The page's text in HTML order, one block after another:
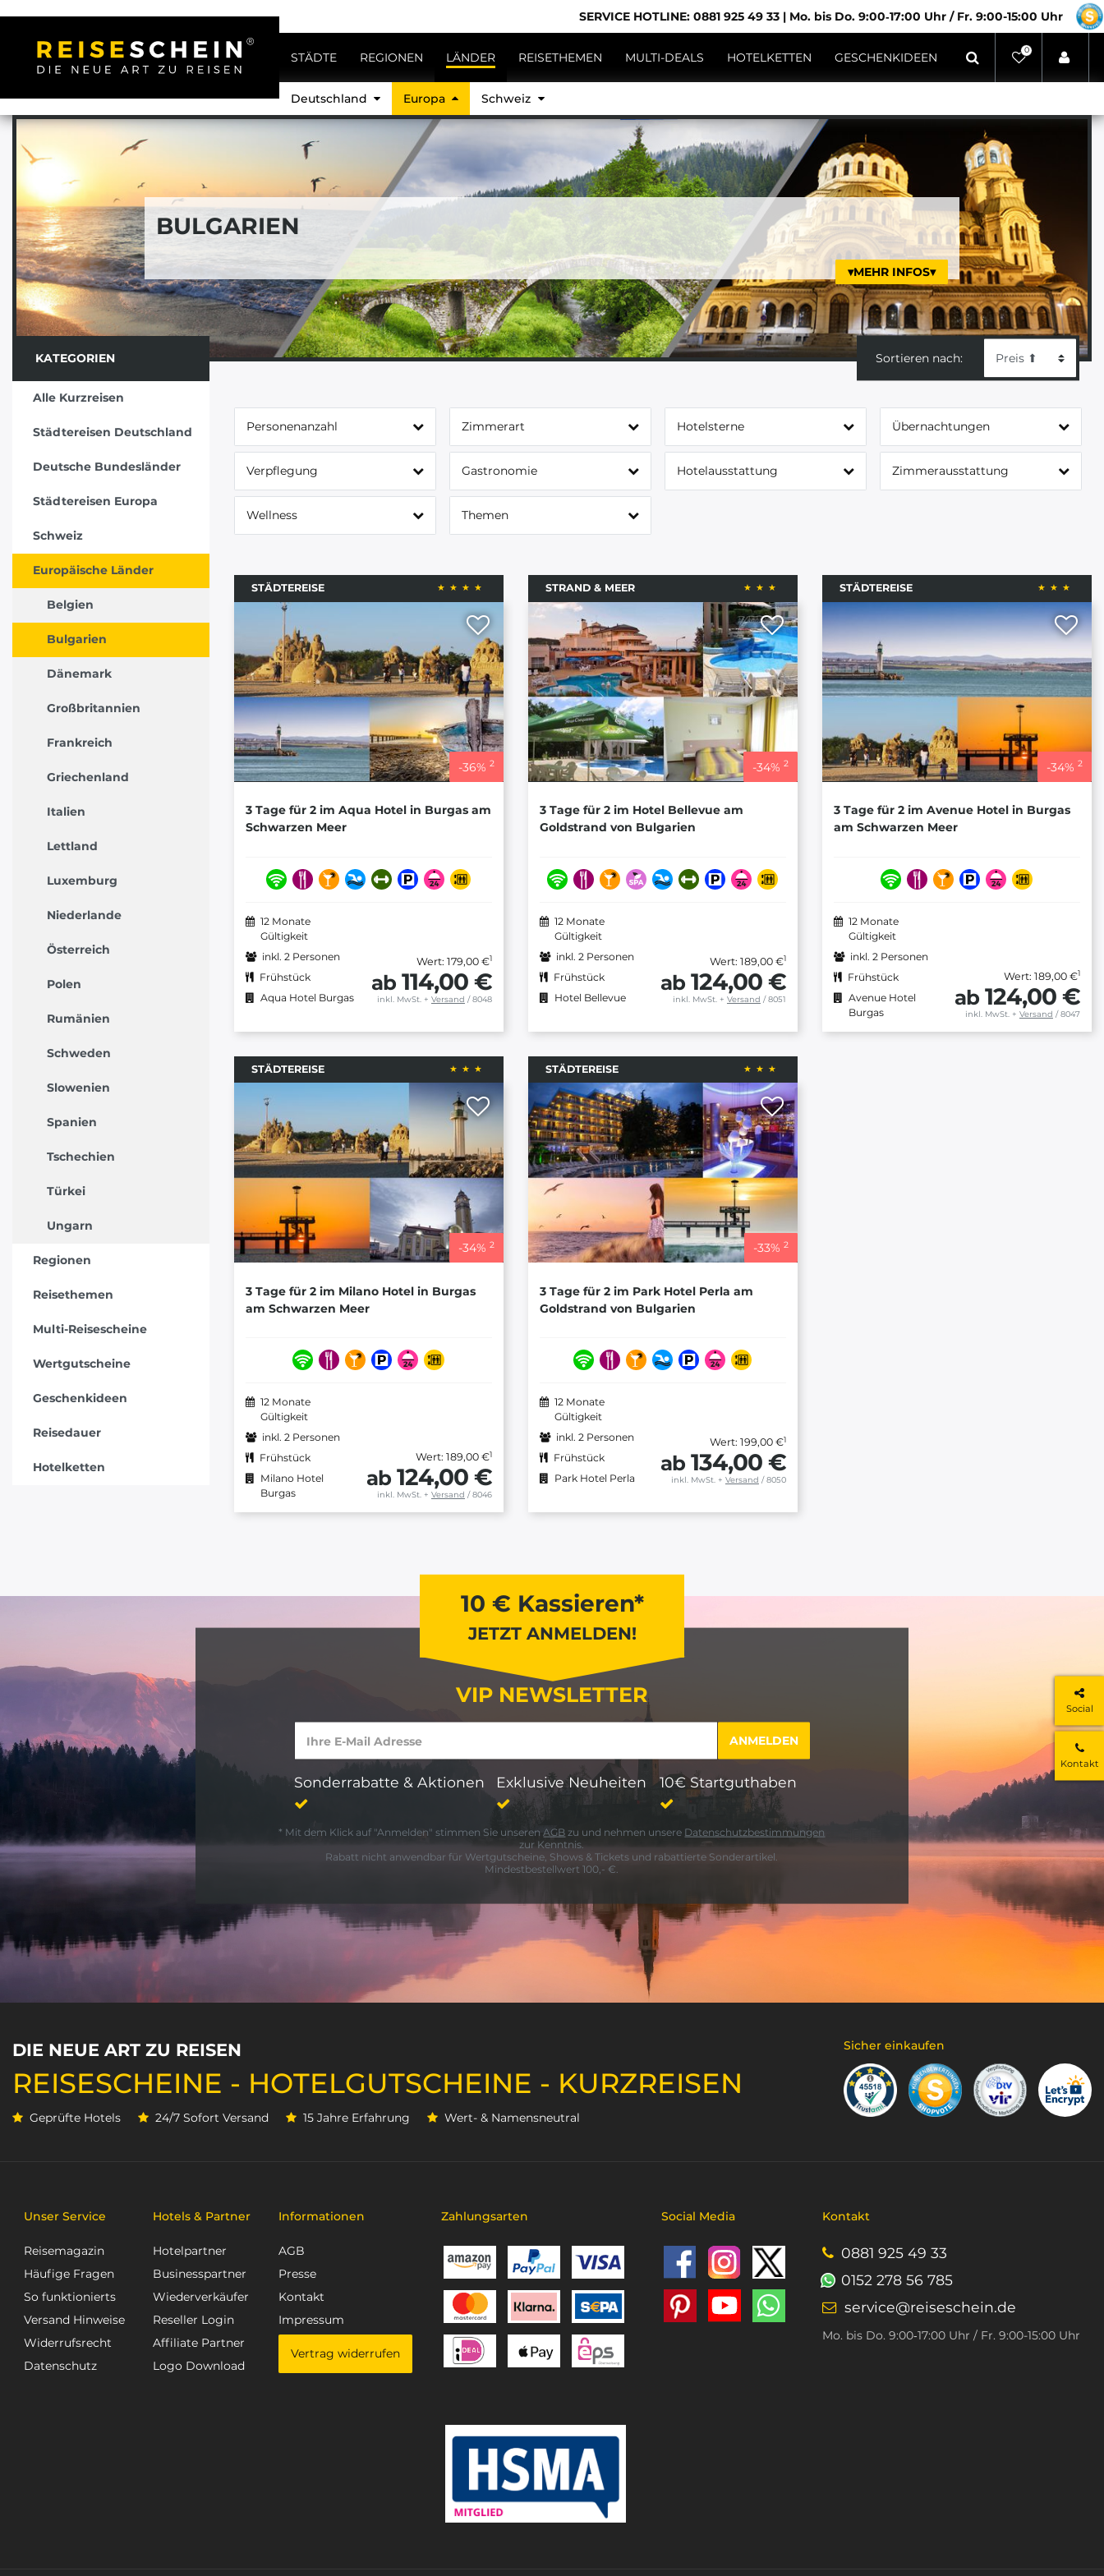
Social
Kontakt
SERVICE HOTLINE: 0881 925 49 33 | Mo. bis Do. 9:00‑17:00 Uhr / Fr. 9:00-15:00 Uhr
STÄDTE REGIONEN LÄNDER REISETHEMEN MULTI-DEALS HOTELKETTEN GESCHENKIDEEN 0
Deutschland Europa Schweiz
BULGARIEN
▾MEHR INFOS▾
Sortieren nach:
KATEGORIEN
Alle Kurzreisen
Städtereisen Deutschland
Deutsche Bundesländer
Städtereisen Europa
Schweiz
Europäische Länder
Belgien
Bulgarien
Dänemark
Großbritannien
Frankreich
Griechenland
Italien
Lettland
Luxemburg
Niederlande
Österreich
Polen
Rumänien
Schweden
Slowenien
Spanien
Tschechien
Türkei
Ungarn
Regionen
Reisethemen
Multi-Reisescheine
Wertgutscheine
Geschenkideen
Reisedauer
Hotelketten
Personenanzahl Zimmerart Hotelsterne Übernachtungen
Verpflegung Gastronomie Hotelausstattung Zimmerausstattung
Wellness Themen
STÄDTEREISE
-36% 2
3 Tage für 2 im Aqua Hotel in Burgas am
Schwarzen Meer
12 Monate
Gültigkeit
inkl. 2 Personen
Frühstück
Aqua Hotel Burgas
Wert: 179,00 €1
ab 114,00 €
inkl. MwSt. + Versand / 8048
STRAND & MEER
-34% 2
3 Tage für 2 im Hotel Bellevue am
Goldstrand von Bulgarien
12 Monate
Gültigkeit
inkl. 2 Personen
Frühstück
Hotel Bellevue
Wert: 189,00 €1
ab 124,00 €
inkl. MwSt. + Versand / 8051
STÄDTEREISE
-34% 2
3 Tage für 2 im Avenue Hotel in Burgas
am Schwarzen Meer
12 Monate
Gültigkeit
inkl. 2 Personen
Frühstück
Avenue Hotel
Burgas
Wert: 189,00 €1
ab 124,00 €
inkl. MwSt. + Versand / 8047
STÄDTEREISE
-34% 2
3 Tage für 2 im Milano Hotel in Burgas
am Schwarzen Meer
12 Monate
Gültigkeit
inkl. 2 Personen
Frühstück
Milano Hotel
Burgas
Wert: 189,00 €1
ab 124,00 €
inkl. MwSt.+ Versand / 8046
STÄDTEREISE
-33% 2
3 Tage für 2 im Park Hotel Perla am
Goldstrand von Bulgarien
12 Monate
Gültigkeit
inkl. 2 Personen
Frühstück
Park Hotel Perla
Wert: 199,00 €1
ab 134,00 €
inkl. MwSt.+ Versand / 8050
10 € Kassieren*
JETZT ANMELDEN!
VIP NEWSLETTER
Sonderrabatte & Aktionen Exklusive Neuheiten 10€ Startguthaben
* Mit dem Klick auf "Anmelden" stimmen Sie unserenAGB zu und nehmen unsere Datenschutzbestimmungen
zur Kenntnis.
Rabatt nicht anwendbar für Wertgutscheine, Shows & Tickets und rabattierte Sonderartikel.
Mindestbestellwert 100,- €.
DIE NEUE ART ZU REISEN
REISESCHEINE - HOTELGUTSCHEINE - KURZREISEN
Geprüfte Hotels 24/7 Sofort Versand 15 Jahre Erfahrung Wert- & Namensneutral
Sicher einkaufen
Unser Service
Reisemagazin
Häufige Fragen
So funktionierts
Versand Hinweise
Widerrufsrecht
Datenschutz
Hotels & Partner
Hotelpartner
Businesspartner
Wiederverkäufer
Reseller Login
Affiliate Partner
Logo Download
Informationen
AGB
Presse
Kontakt
Impressum
Vertrag widerrufen
Zahlungsarten Social Media Kontakt
0881 925 49 33
0152 278 56 785
service@reiseschein.de
Mo. bis Do. 9:00‑17:00 Uhr / Fr. 9:00-15:00 Uhr